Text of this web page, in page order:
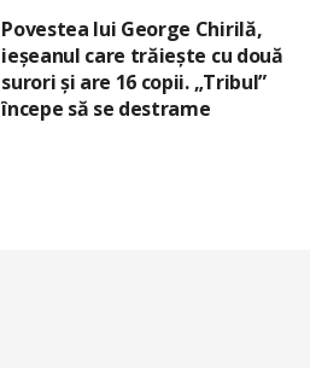
Povestea lui George Chirilă,
ieșeanul care trăiește cu două
surori și are 16 copii. „Tribul”
începe să se destrame